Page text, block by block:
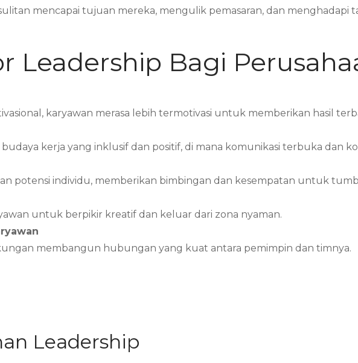
mencapai tujuan mereka, mengulik pemasaran, dan menghadapi
Leadership Bagi
karyawan merasa lebih termotivasi untuk memberikan hasil
kerja yang inklusif dan positif, di mana komunikasi terbuka dan
potensi individu, memberikan bimbingan dan kesempatan untuk
untuk berpikir kreatif dan keluar dari zona nyaman.
membangun hubungan yang kuat antara pemimpin dan timnya.
Leadership